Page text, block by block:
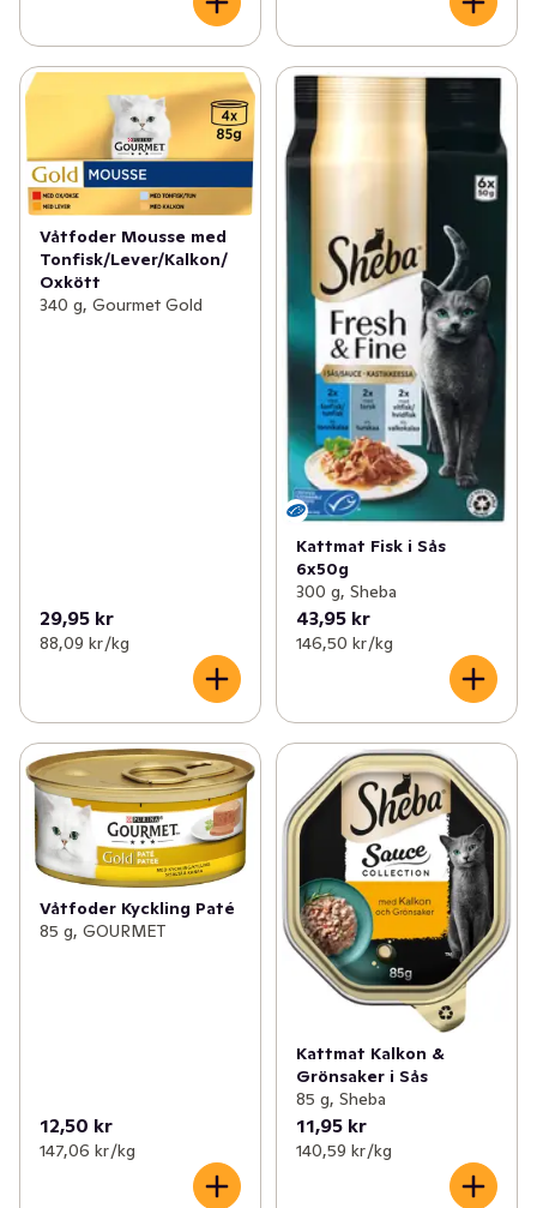
Våtfoder Mousse med
Tonfisk/Lever/Kalkon/
Oxkött
340 g, Gourmet Gold
29,95 kr
88,09 kr /kg
Kattmat Fisk i Sås
6x50g
300 g, Sheba
43,95 kr
146,50 kr /kg
Våtfoder Kyckling Paté
85 g, GOURMET
12,50 kr
147,06 kr /kg
Kattmat Kalkon &
Grönsaker i Sås
85 g, Sheba
11,95 kr
140,59 kr /kg